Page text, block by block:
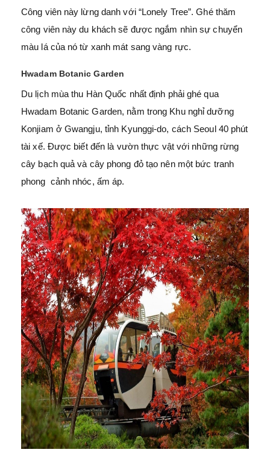
Công viên này lừng danh với “Lonely Tree”. Ghé thăm
công viên này du khách sẽ được ngắm nhìn sự chuyển
màu lá của nó từ xanh mát sang vàng rực.
Hwadam Botanic Garden
Du lịch mùa thu Hàn Quốc nhất định phải ghé qua
Hwadam Botanic Garden, nằm trong Khu nghỉ dưỡng
Konjiam ở Gwangju, tỉnh Kyunggi-do, cách Seoul 40 phút
tài xế. Được biết đến là vườn thực vật với những rừng
cây bạch quả và cây phong đỏ tạo nên một bức tranh
phong cảnh nhóc, ấm áp.